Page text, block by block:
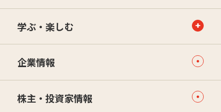
学ぶ・楽しむ
企業情報
株主・投資家情報